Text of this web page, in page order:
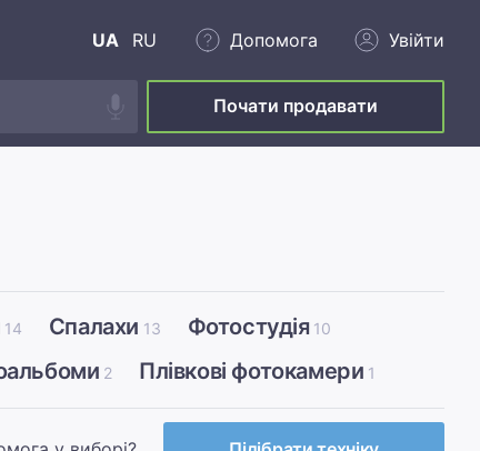
UA RU Допомога Увійти
Почати продавати
14 Спалахи 13 Фотостудія 10
2 Плівкові фотокамери 1